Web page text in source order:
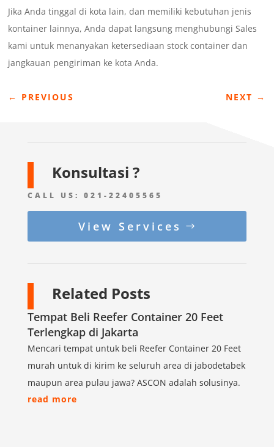
Jika Anda tinggal di kota lain, dan memiliki kebutuhan jenis
kontainer lainnya, Anda dapat langsung menghubungi Sales
kami untuk menanyakan ketersediaan stock container dan
jangkauan pengiriman ke kota Anda.
← PREVIOUS NEXT →
Konsultasi ?
CALL US: 021-22405565
View Services
Related Posts
Tempat Beli Reefer Container 20 Feet
Terlengkap di Jakarta
Mencari tempat untuk beli Reefer Container 20 Feet
murah untuk di kirim ke seluruh area di jabodetabek
maupun area pulau jawa? ASCON adalah solusinya.
read more